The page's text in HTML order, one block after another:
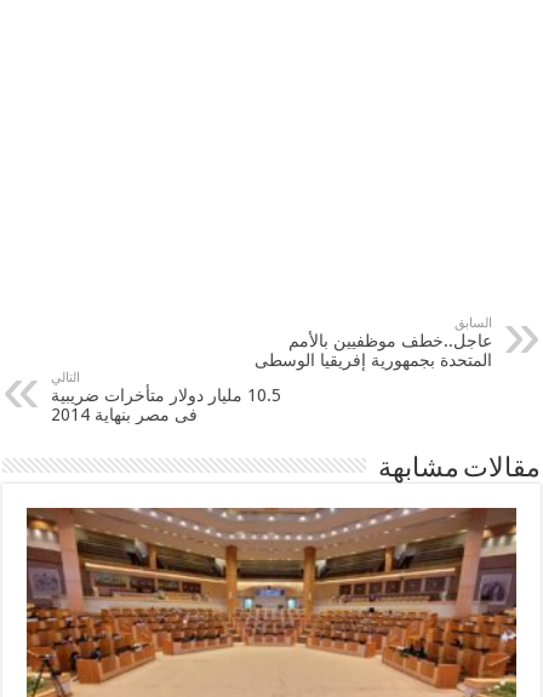
السابق
‫‏عاجل‬..خطف موظفيين بالأمم
المتحدة بجمهورية إفريقيا الوسطى
التالي
10.5 مليار دولار متأخرات ضريبية
فى ‫‏مصر‬ بنهاية 2014
مقالات مشابهة